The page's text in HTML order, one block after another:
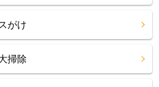
がけ
掃除